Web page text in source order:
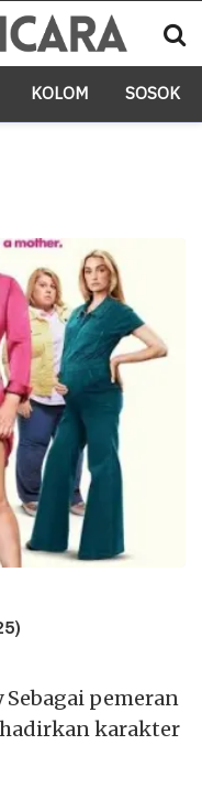
KOLOM SOSOK
pemeran
karakter